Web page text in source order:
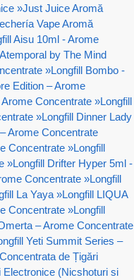
»Just Juice Aromă
Vape Aromă
Aisu 10ml - Arome
by The Mind
»Longfill Bombo -
Edition – Arome
Concentrate »Longfill
»Longfill Dinner Lady
Arome Concentrate
Concentrate »Longfill
»Longfill Drifter Hyper 5ml -
Concentrate »Longfill
La Yaya »Longfill LIQUA
Concentrate »Longfill
– Arome Concentrate
Yeti Summit Series –
de Țigări
Electronice (Nicshoturi si